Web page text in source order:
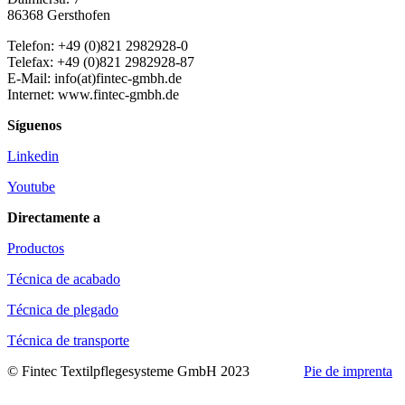
86368 Gersthofen
Telefon: +49 (0)821 2982928-0
Telefax: +49 (0)821 2982928-87
E-Mail: info(at)fintec-gmbh.de
Internet: www.fintec-gmbh.de
Síguenos
Linkedin
Youtube
Directamente a
Productos
Técnica de acabado
Técnica de plegado
Técnica de transporte
© Fintec Textilpflegesysteme GmbH 2023 Pie de imprenta